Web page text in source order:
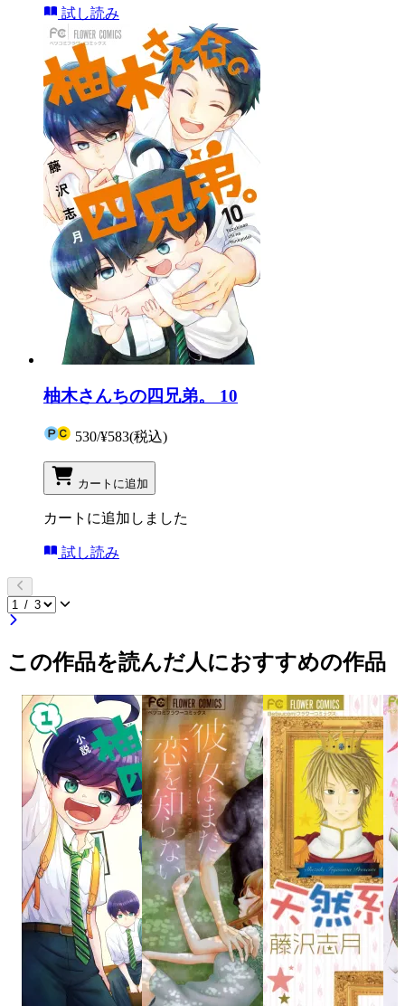
試し読み
柚木さんちの四兄弟。 10
530/¥583(税込)
カートに追加
カートに追加しました
試し読み
この作品を読んだ人におすすめの作品